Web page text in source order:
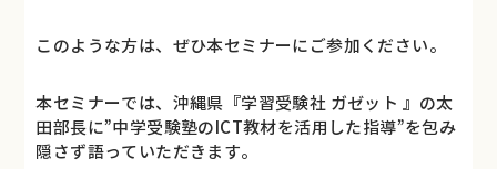
このような方は、ぜひ本セミナーにご参加ください。
本セミナーでは、沖縄県『学習受験社 ガゼット 』の太
田部長に”中学受験塾のICT教材を活用した指導”を包み
隠さず語っていただきます。